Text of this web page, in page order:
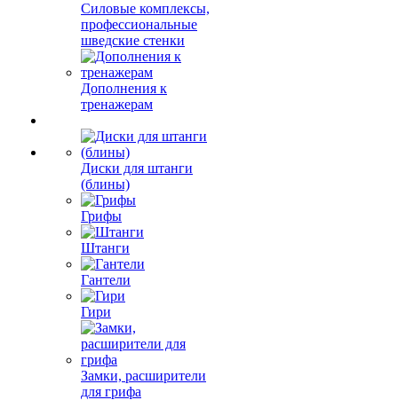
Силовые комплексы,
профессиональные
шведские стенки
Дополнения к
тренажерам
Диски для штанги
(блины)
Грифы
Штанги
Гантели
Гири
Замки, расширители
для грифа